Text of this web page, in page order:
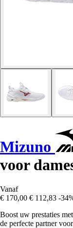
Mizuno
voor
Vanaf
€ 170,00 € 112,83 -
Boost uw prestaties
de perfecte partner